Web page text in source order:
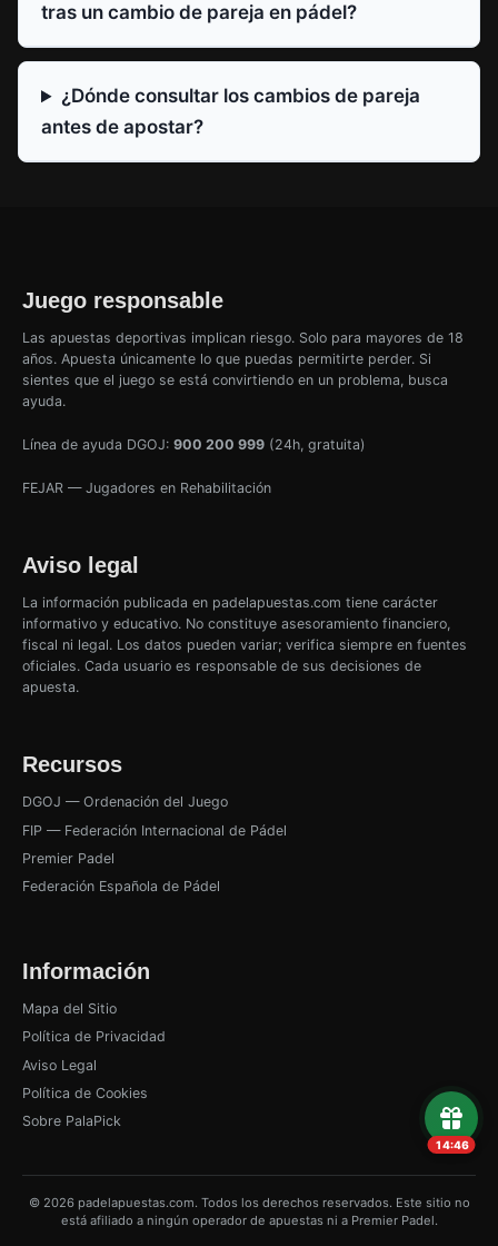
tras un cambio de pareja en pádel?
¿Dónde consultar los cambios de pareja
antes de apostar?
Juego responsable
Las apuestas deportivas implican riesgo. Solo para mayores de 18
años. Apuesta únicamente lo que puedas permitirte perder. Si
sientes que el juego se está convirtiendo en un problema, busca
ayuda.
Línea de ayuda DGOJ: 900 200 999 (24h, gratuita)
FEJAR — Jugadores en Rehabilitación
Aviso legal
La información publicada en padelapuestas.com tiene carácter
informativo y educativo. No constituye asesoramiento financiero,
fiscal ni legal. Los datos pueden variar; verifica siempre en fuentes
oficiales. Cada usuario es responsable de sus decisiones de
apuesta.
Recursos
DGOJ — Ordenación del Juego
FIP — Federación Internacional de Pádel
Premier Padel
Federación Española de Pádel
Información
Mapa del Sitio
Política de Privacidad
Aviso Legal
Política de Cookies
Sobre PalaPick
© 2026 padelapuestas.com. Todos los derechos reservados. Este sitio no
está afiliado a ningún operador de apuestas ni a Premier Padel.
14:45